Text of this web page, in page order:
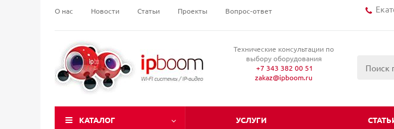
О нас Новости Статьи Проекты Вопрос-ответ
Технические консультации по
выбору оборудования
+7 343 382 00 51
zakaz@ipboom.ru
КАТАЛОГ УСЛУГИ